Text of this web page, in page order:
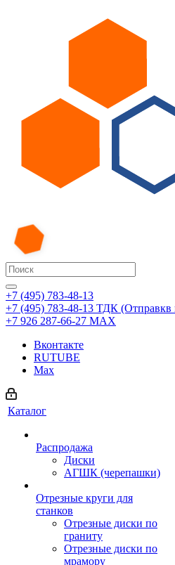
+7 (495) 783-48-13
+7 (495) 783-48-13 ТДК (Отправкв
+7 926 287-66-27 МАХ
Вконтакте
RUTUBE
Max
Каталог
Распродажа
Диски
АГШК (черепашки)
Отрезные круги для
станков
Отрезные диски по
граниту
Отрезные диски по
мрамору